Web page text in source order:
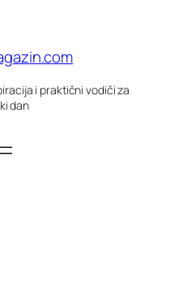
i praktični vodiči za
dan